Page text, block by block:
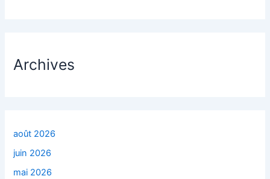
Archives
août 2026
juin 2026
mai 2026